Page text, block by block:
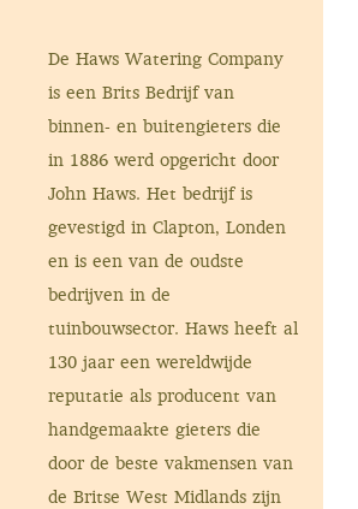
De Haws Watering Company
is een Brits Bedrijf van
binnen- en buitengieters die
in 1886 werd opgericht door
John Haws. Het bedrijf is
gevestigd in Clapton, Londen
en is een van de oudste
bedrijven in de
tuinbouwsector. Haws heeft al
130 jaar een wereldwijde
reputatie als producent van
handgemaakte gieters die
door de beste vakmensen van
de Britse West Midlands zijn